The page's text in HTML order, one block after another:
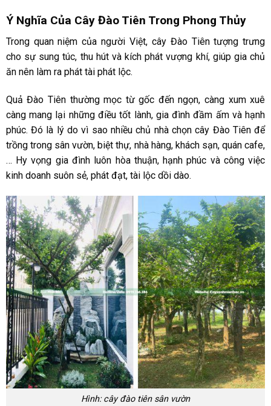
Ý Nghĩa Của Cây Đào Tiên Trong Phong Thủy
Trong quan niệm của người Việt, cây Đào Tiên tượng trưng
cho sự sung túc, thu hút và kích phát vượng khí, giúp gia chủ
ăn nên làm ra phát tài phát lộc.
Quả Đào Tiên thường mọc từ gốc đến ngọn, càng xum xuê
càng mang lại những điều tốt lành, gia đình đầm ấm và hạnh
phúc. Đó là lý do vì sao nhiều chủ nhà chọn cây Đào Tiên để
trồng trong sân vườn, biệt thự, nhà hàng, khách sạn, quán cafe,
… Hy vọng gia đình luôn hòa thuận, hạnh phúc và công việc
kinh doanh suôn sẻ, phát đạt, tài lộc dồi dào.
Hình: cây đào tiên sân vườn